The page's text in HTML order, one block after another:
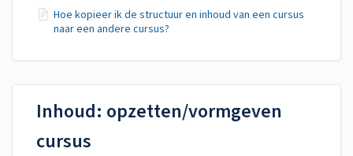
Hoe kopieer ik de structuur en inhoud van een cursus
naar een andere cursus?
Inhoud: opzetten/vormgeven
cursus